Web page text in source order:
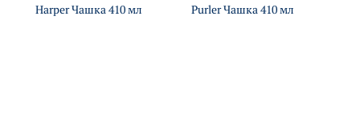
Harper Чашка 410 мл Purler Чашка 410 мл